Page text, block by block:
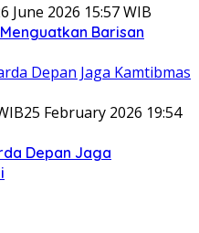
June 2026 15:57 WIB
Barisan
25 February 2026 19:54
Depan Jaga